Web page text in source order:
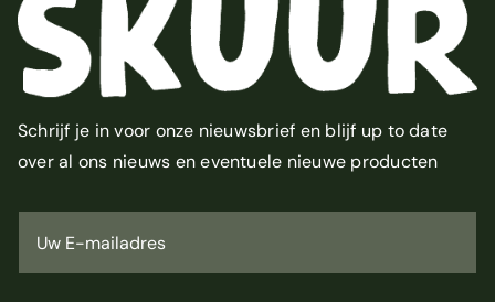
Schrijf je in voor onze nieuwsbrief en blijf up to date
over al ons nieuws en eventuele nieuwe producten
U
-